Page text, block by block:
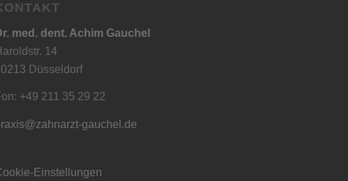
med. dent. Achim Gauchel
14
Düsseldorf
+49 211 35 29 22
gauchel.de
Einstellungen